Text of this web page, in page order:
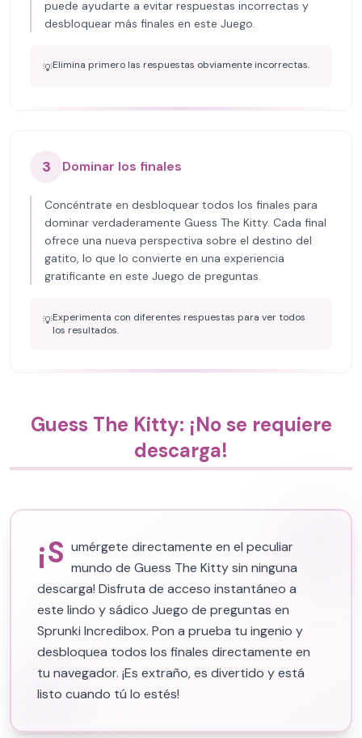
puede ayudarte a evitar respuestas incorrectas y
desbloquear más finales en este Juego.
💡Elimina primero las respuestas obviamente incorrectas.
3 Dominar los finales
Concéntrate en desbloquear todos los finales para
dominar verdaderamente Guess The Kitty. Cada final
ofrece una nueva perspectiva sobre el destino del
gatito, lo que lo convierte en una experiencia
gratificante en este Juego de preguntas.
💡Experimenta con diferentes respuestas para ver todos
los resultados.
Guess The Kitty: ¡No se requiere
descarga!
¡S umérgete directamente en el peculiar
mundo de Guess The Kitty sin ninguna
descarga! Disfruta de acceso instantáneo a
este lindo y sádico Juego de preguntas en
Sprunki Incredibox. Pon a prueba tu ingenio y
desbloquea todos los finales directamente en
tu navegador. ¡Es extraño, es divertido y está
listo cuando tú lo estés!